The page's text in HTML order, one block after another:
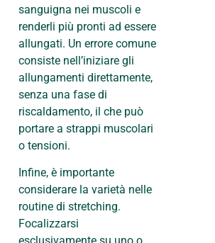
sanguigna nei muscoli e
renderli più pronti ad essere
allungati. Un errore comune
consiste nell’iniziare gli
allungamenti direttamente,
senza una fase di
riscaldamento, il che può
portare a strappi muscolari
o tensioni.
Infine, è importante
considerare la varietà nelle
routine di stretching.
Focalizzarsi